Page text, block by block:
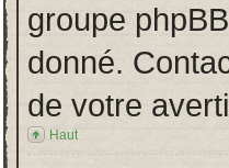
groupe
donné.
de votre
Haut